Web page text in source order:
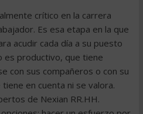
crítico en la carrera
Es esa etapa en la que
acudir cada día a su puesto
es productivo, que tiene
con sus compañeros o con su
en cuenta ni se valora.
de Nexian RR.HH.